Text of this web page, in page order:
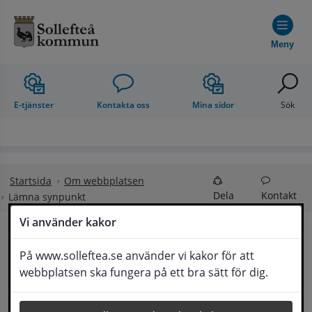
Vi använder kakor
På www.solleftea.se använder vi kakor för att
webbplatsen ska fungera på ett bra sätt för dig.
Meny
E-tjänster Kontakta oss Mina sidor Sök
Startsida
Om webbplatsen
Lämna synpunkt
Dela Kontakt
Lämna synpunkt
Här kan du lämna synpunkter, förslag och